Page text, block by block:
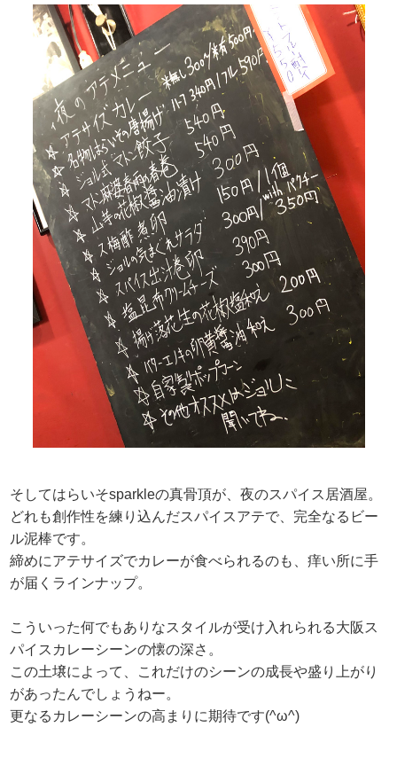
そしてはらいそsparkleの真骨頂が、夜のスパイス居酒屋。
どれも創作性を練り込んだスパイスアテで、完全なるビー
ル泥棒です。
締めにアテサイズでカレーが食べられるのも、痒い所に手
が届くラインナップ。
こういった何でもありなスタイルが受け入れられる大阪ス
パイスカレーシーンの懐の深さ。
この土壌によって、これだけのシーンの成長や盛り上がり
があったんでしょうねー。
更なるカレーシーンの高まりに期待です(^ω^)